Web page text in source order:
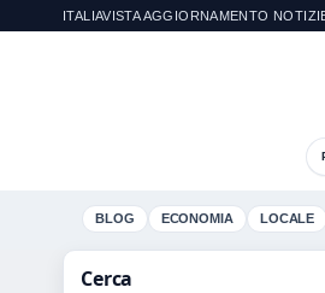
ITALIAVISTA AGGIORNAMENTO
BLOG ECONOMIA LOCALE
Cerca